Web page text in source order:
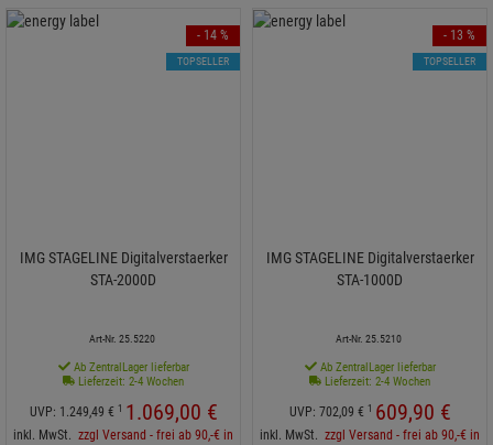
IMG STAGELINE Digitalverstaerker
STA-2000D
Art-Nr. 25.5220
Ab ZentralLager lieferbar
Lieferzeit: 2-4 Wochen
UVP: 1.249,49 € 1 1.069,00 €
inkl. MwSt. zzgl Versand - frei ab 90,-€ in
- 14 %
TOPSELLER
IMG STAGELINE Digitalverstaerker
STA-1000D
Art-Nr. 25.5210
Ab ZentralLager lieferbar
Lieferzeit: 2-4 Wochen
UVP: 702,09 € 1 609,90 €
inkl. MwSt. zzgl Versand - frei ab 90,-€ in
- 13 %
TOPSELLER